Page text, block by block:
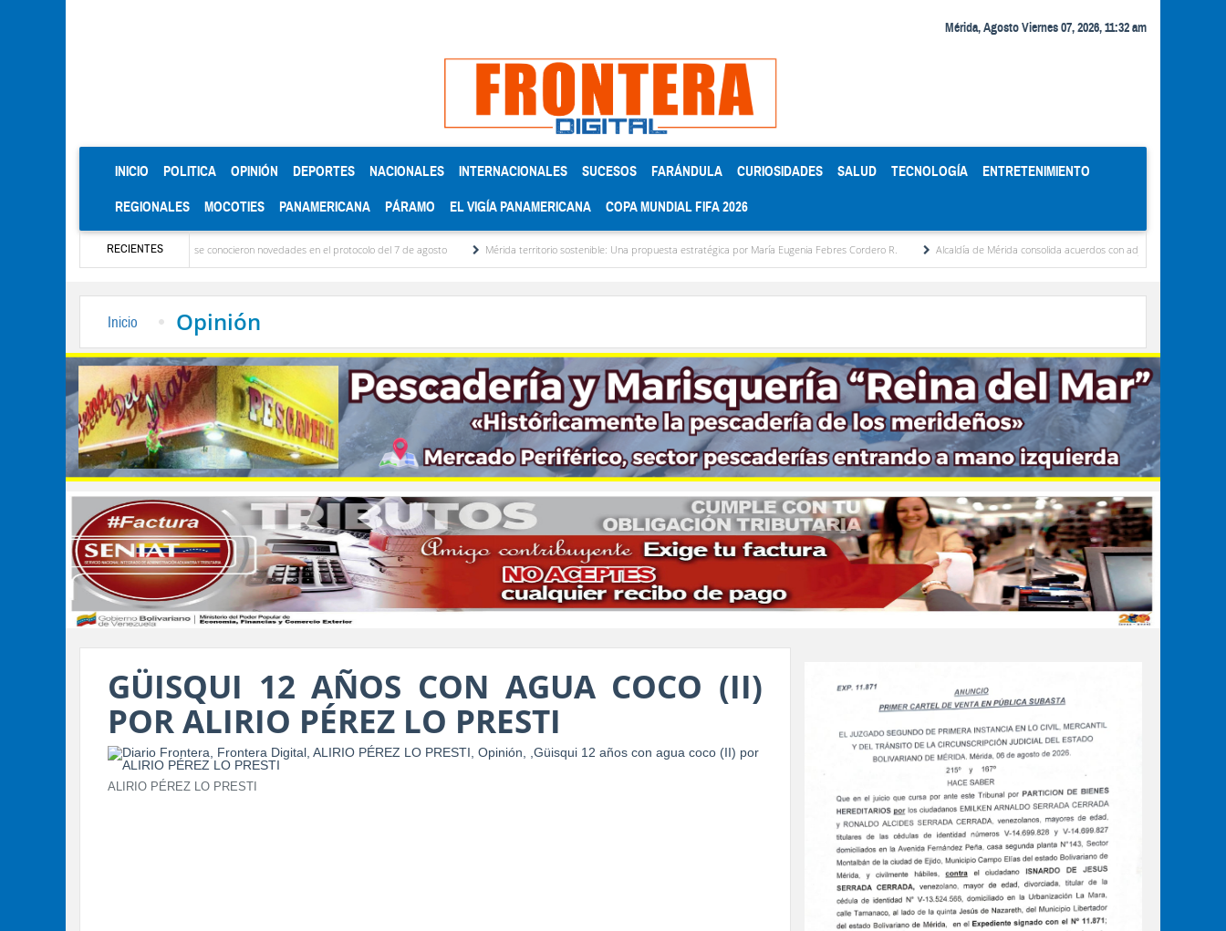
Mérida, Agosto Viernes 07, 2026, 11:32 am
INICIO (CURRENT)
POLITICA OPINIÓN DEPORTES NACIONALES INTERNACIONALES SUCESOS FARÁNDULA CURIOSIDADES SALUD TECNOLOGÍA ENTRETENIMIENTO
REGIONALES MOCOTIES PANAMERICANA PÁRAMO EL VIGÍA PANAMERICANA COPA MUNDIAL FIFA 2026
RECIENTES
Ya llegaron las delegaciones y se conocieron novedades en el protocolo del 7 de agosto Mérida territorio sostenible: Una propuesta estratégica por María Eugenia Febres Cordero R. Alcaldía de Mérida consolida acuerdos con adjudicatarios del Mercado
Inicio Opinión
GÜISQUI 12 AÑOS CON AGUA COCO (II)
POR ALIRIO PÉREZ LO PRESTI
ALIRIO PÉREZ LO PRESTI